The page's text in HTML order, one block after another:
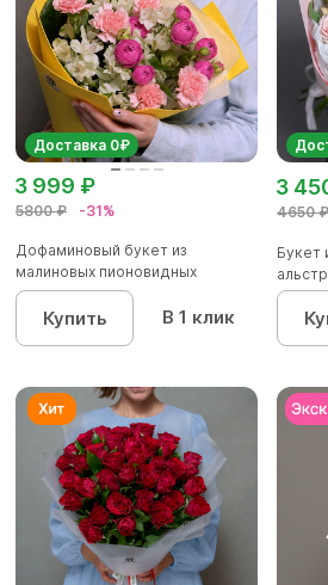
Доставка 0₽
5800 ₽ -31%
3 999 ₽
Дофаминовый букет из
малиновых пионовидных
кустовых роз...
Купить В 1 клик
4650 ₽
3
Букет